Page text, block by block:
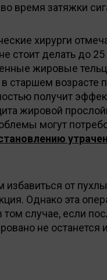
время затяжки
хирурги
стоит делать до 25
жировые
старшем возрасте
получит
жировой
могут
избавиться от
Однако эта
случае, если
не останется